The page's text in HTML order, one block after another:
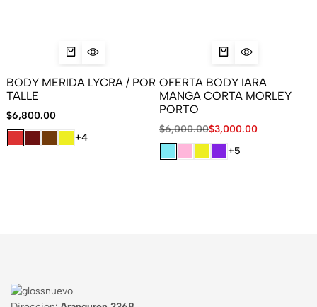
BODY MERIDA LYCRA / POR
TALLE
$6,800.00
+4
OFERTA BODY IARA
MANGA CORTA MORLEY
PORTO
$6,000.00$3,000.00
+5